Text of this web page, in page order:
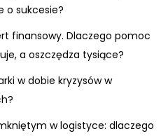
o sukcesie?
finansowy. Dlaczego pomoc
a oszczędza tysiące?
w dobie kryzysów w
w logistyce: dlaczego